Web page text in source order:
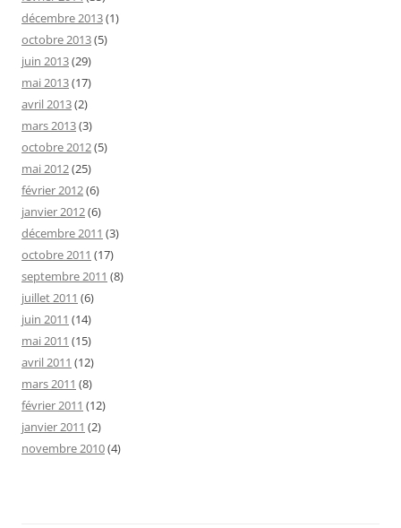
décembre 2013(1)
octobre 2013(5)
juin 2013(29)
mai 2013(17)
avril 2013(2)
mars 2013(3)
octobre 2012(5)
mai 2012(25)
février 2012(6)
janvier 2012(6)
décembre 2011 (3)
octobre 2011 (17)
septembre 2011 (8)
juillet 2011 (6)
juin 2011 (14)
mai 2011 (15)
avril 2011 (12)
mars 2011 (8)
février 2011 (12)
janvier 2011 (2)
novembre 2010(4)